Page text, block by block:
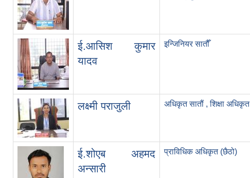
ई.आसिश कुमार
यादव
इन्जिनियर सातौँ
लक्ष्मी पराजुली अधिकृत सातौं , शिक्षा अधिकृत
ई.शोएब अहमद
अन्सारी
प्राविधिक अधिकृत (छैठो)